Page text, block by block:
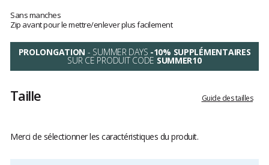
avis
clients
Sans manches
Zip avant pour le mettre/enlever plus facilement
PROLONGATION - SUMMER DAYS -10% SUPPLÉMENTAIRES
SUR CE PRODUIT CODE SUMMER10
Taille Guide des tailles
Merci de sélectionner les caractéristiques du produit.